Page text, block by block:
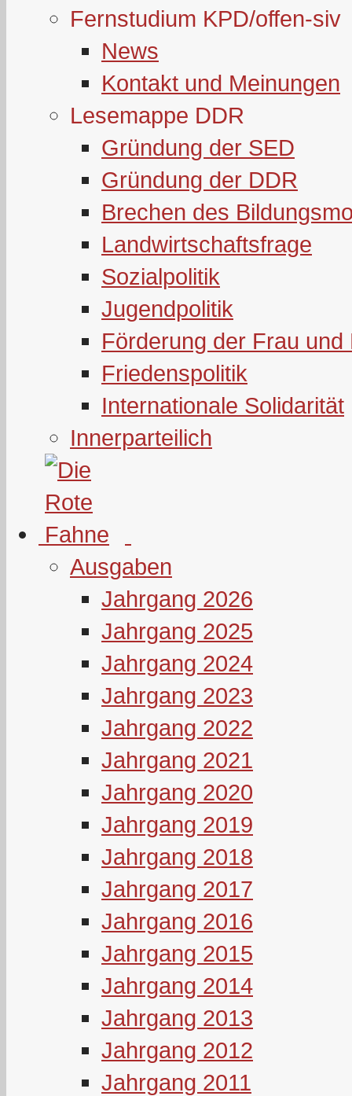
Fernstudium KPD/offen-siv
News
Kontakt und Meinungen
Lesemappe DDR
Gründung der SED
Gründung der DDR
Brechen des
Landwirtschaftsfrage
Sozialpolitik
Jugendpolitik
Förderung der Frau und
Friedenspolitik
Internationale Solidarität
Innerparteilich
Ausgaben
Jahrgang 2026
Jahrgang 2025
Jahrgang 2024
Jahrgang 2023
Jahrgang 2022
Jahrgang 2021
Jahrgang 2020
Jahrgang 2019
Jahrgang 2018
Jahrgang 2017
Jahrgang 2016
Jahrgang 2015
Jahrgang 2014
Jahrgang 2013
Jahrgang 2012
Jahrgang 2011